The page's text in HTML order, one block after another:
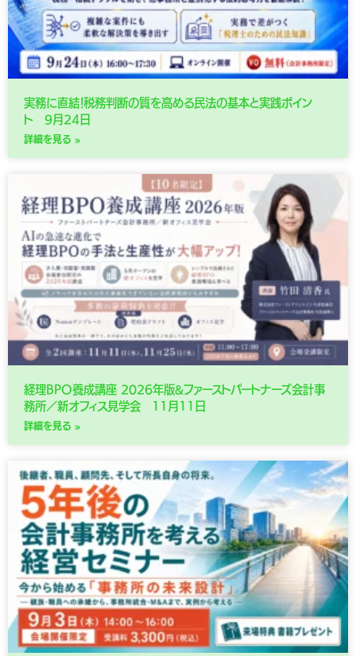
実務に直結！税務判断の質を高める民法の基本と実践ポイン
ト 9月24日
詳細を見る »
経理BPO養成講座 2026年版&ファーストパートナーズ会計事
務所／新オフィス見学会 11月11日
詳細を見る »